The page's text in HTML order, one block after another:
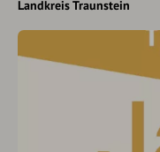
Landkreis Traunstein